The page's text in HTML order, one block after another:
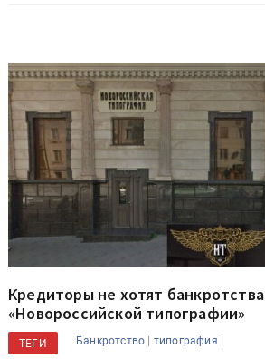
Кредиторы не хотят банкротства
«Новороссийской типографии»
ТЕГИ Банкротство | типография |